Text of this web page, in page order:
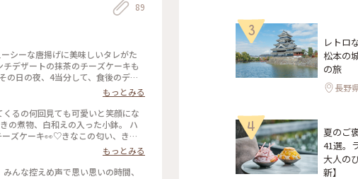
89
シーな唐揚げに美味しいタレがた
デザートの抹茶のチーズケーキも
の日の夜、4当分して、食後のデザ
た味で美味しかった♡お店全部が可
カフェ #週替わりランチ #カフェ
もっとみる
るの何回見ても可愛いと笑顔にな
の煮物、白和えの入った小鉢。 ハ
ズケーキ👀♡きなこの匂い、きな
目にも可愛い「カフェオーレ」頼ん
お店です💠 #カフェ #スイーツ #
もっとみる
んな控えめ声で思い思いの時間、
3
レトロ
松本の
の旅
長野
4
夏のご
41選。
大人の
新】